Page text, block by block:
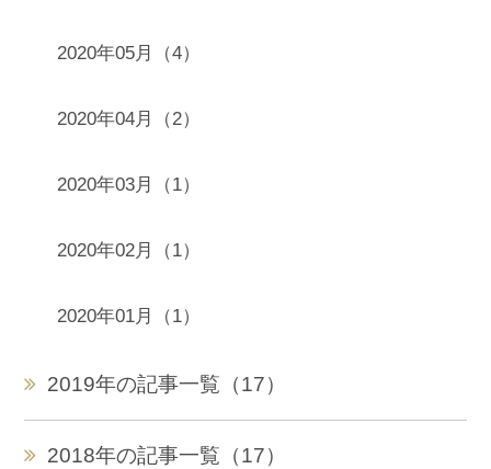
2020年05月（4）
2020年04月（2）
2020年03月（1）
2020年02月（1）
2020年01月（1）
2019年の記事一覧（17）
2018年の記事一覧（17）